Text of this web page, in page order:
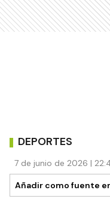
DEPORTES
7 de junio de 2026 |
Añadir como fuente